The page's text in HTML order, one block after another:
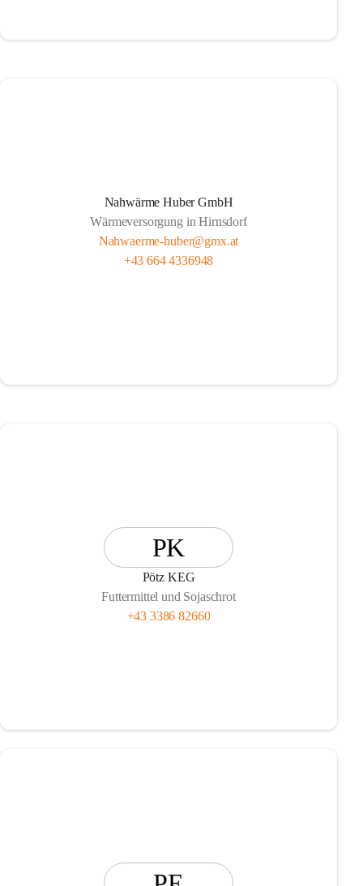
Nahwärme Huber GmbH
Wärmeversorgung in Hirnsdorf
Nahwaerme-huber@gmx.at
+43 664 4336948
PK
Pötz KEG
Futtermittel und Sojaschrot
+43 3386 82660